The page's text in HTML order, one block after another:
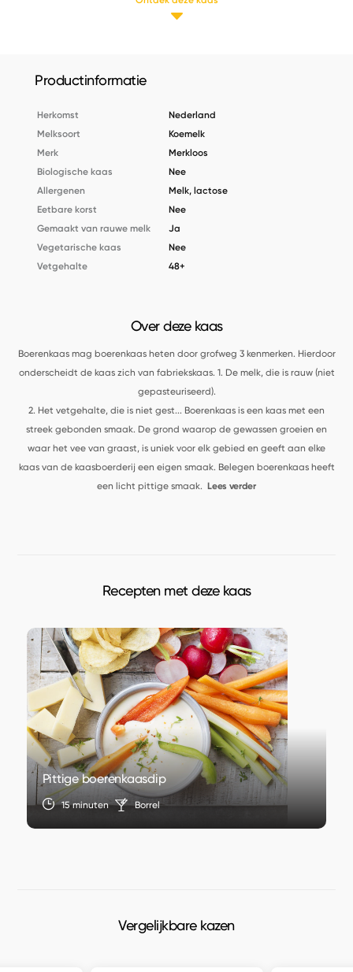
Productinformatie
Herkomst
Nederland
Melksoort
Koemelk
Merk
Merkloos
Biologische kaas
Nee
Allergenen
Melk, lactose
Eetbare korst
Nee
Gemaakt van rauwe melk
Ja
Vegetarische kaas
Nee
Vetgehalte
48+
Over deze kaas
Boerenkaas mag boerenkaas heten door grofweg 3 kenmerken. Hierdoor
onderscheidt de kaas zich van fabriekskaas. 1. De melk, die is rauw (niet
gepasteuriseerd).
2. Het vetgehalte, die is niet gest... Boerenkaas is een kaas met een
streek gebonden smaak. De grond waarop de gewassen groeien en
waar het vee van graast, is uniek voor elk gebied en geeft aan elke
kaas van de kaasboerderij een eigen smaak. Belegen boerenkaas heeft
een licht pittige smaak. Lees verder
Recepten met deze kaas
Pittige boerenkaasdip
15 minuten Borrel
Vergelijkbare kazen